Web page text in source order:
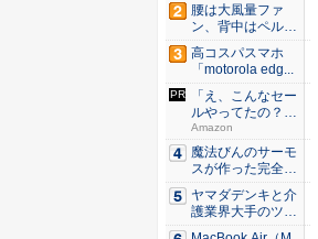
腰は大風量ファ
ン、背中はペルチ
ェ冷却。ダ...
高コスパスマホ
「motorola edg...
「え、こんなセー
ルやってたの？」
80％O...
Amazon
魔法びんのサーモ
スが作った完全遮
光100...
ヤマダデンキと介
護業界大手のツク
イが協業...